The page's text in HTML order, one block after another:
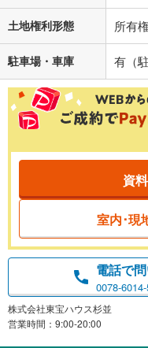
土地権利形態 所有
駐車場・車庫 有（
資
室内･現
電話で
0078-
株式会社東宝ハウス杉並
営業時間：9:00-20:00